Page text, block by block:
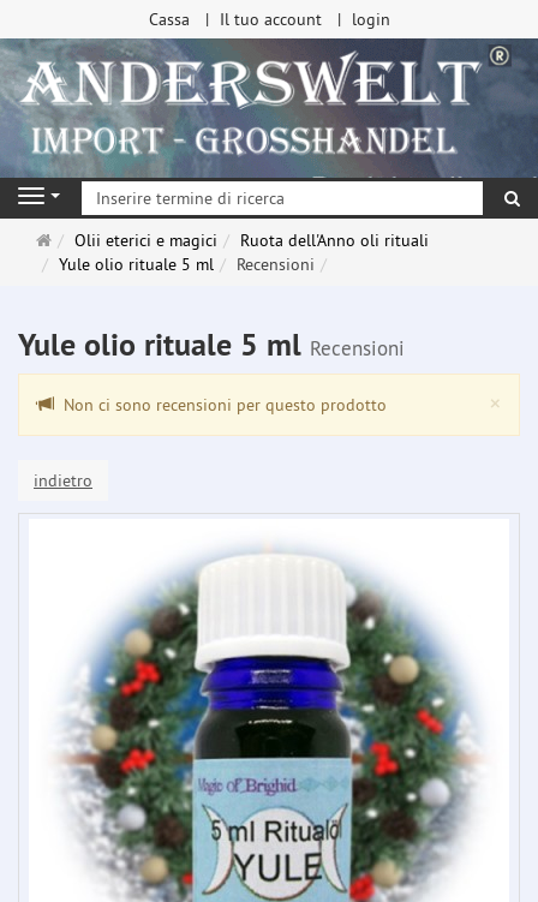
Cassa Il tuo account login
Navigation
Pagina
principale
Olii eterici e magici
Ruota dell'Anno oli rituali
Yule olio rituale 5 ml
Recensioni
Yule olio rituale 5 ml Recensioni
×
Non ci sono recensioni per questo prodotto
indietro